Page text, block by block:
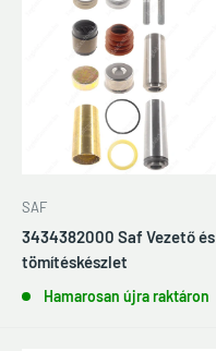
SAF
3434382000 Saf Vezető és
tömítéskészlet
Hamarosan újra raktáron